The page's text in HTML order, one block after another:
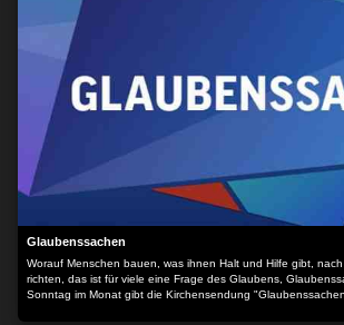
Glaubenssachen
Worauf Menschen bauen, was ihnen Halt und Hilfe gibt,
richten, das ist für viele eine Frage des Glaubens,
Sonntag im Monat gibt die Kirchensendung